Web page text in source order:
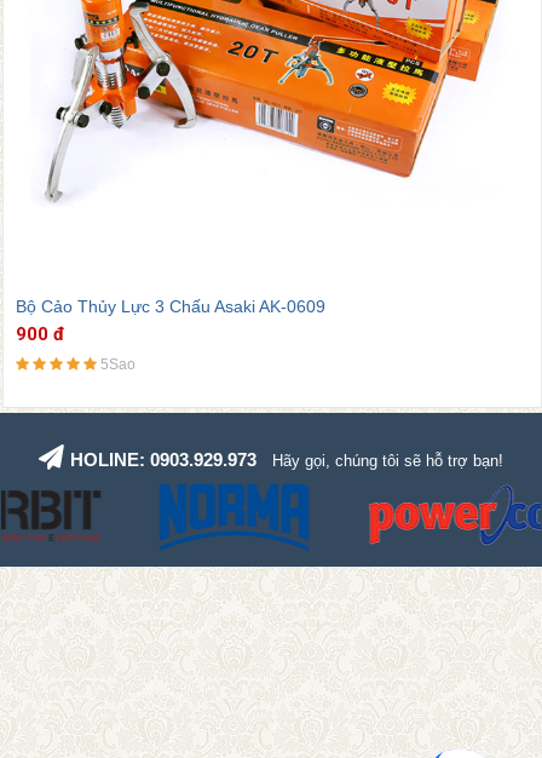
Bộ Cảo Thủy Lực 3 Chấu Asaki AK-0609
900 đ
5Sao
HOLINE: 0903.929.973 Hãy gọi, chúng tôi sẽ hỗ trợ bạn!